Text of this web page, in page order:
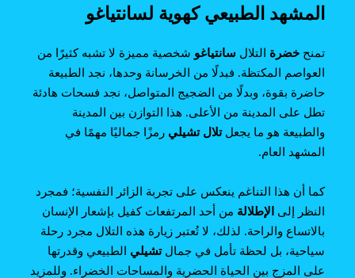
المشهد الطبيعي كهوية لسانتياغو
تمنح خضرة التلال سانتياغو شخصية مميزة لا تشبه كثيرًا من
العواصم المكتظة. فبدلًا من الخرسانة وحدها، نجد الطبيعة
حاضرة بقوة، وبدلًا من الضجيج المتواصل، نجد فسحات هادئة
تطل على المدينة من الأعلى. هذا التوازن بين المدينة
والطبيعة هو ما يجعلتلال تشيلي رمزًا جماليًا مهمًا في
المشهد العام.
كما أن هذا التناغم ينعكس على تجربة الزائر النفسية؛ فمجرد
النظر إلى
الإطلالة من أحد المرتفعات كفيل بإشعار الإنسان
بالاتساع والراحة. لذلك، لا تُعتبر زيارة هذه التلال مجرد رحلة
سياحية، بل لحظة تأمل في جمالتشيلي الطبيعي وقدرتها
على المزج بين الحياة الحضرية والمساحات الخضراء. وللمزيد